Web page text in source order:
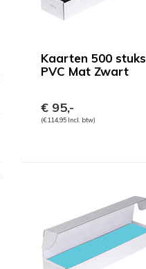
Kaarten 500 stuks
PVC Mat Zwart
€ 95,-
(€ 114,95 Incl. btw)